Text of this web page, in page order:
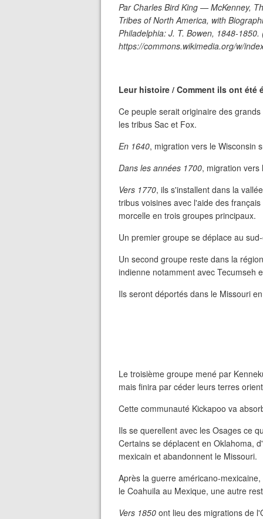
Par Charles Bird King — McKenney,
Tribes of North America, with
Philadelphia: J. T. Bowen, 1848-
https://commons.wikimedia.org/w/
Leur histoire / Comment ils ont été
Ce peuple serait originaire des
les tribus Sac et Fox.
En 1640, migration vers le Wisconsin
Dans les années 1700, migration vers
Vers 1770, ils s'installent dans la
tribus voisines avec l'aide des
morcelle en trois groupes principaux.
Un premier groupe se déplace au
Un second groupe reste dans la
indienne notamment avec Tecumseh
Ils seront déportés dans le Missouri
Le troisième groupe mené par
mais finira par céder leurs terres
Cette communauté Kickapoo va
Ils se querellent avec les Osages ce
Certains se déplacent en Oklahoma,
mexicain et abandonnent le Missouri.
Après la guerre américano-
le Coahuila au Mexique, une autre
Vers 1850 ont lieu des migrations de